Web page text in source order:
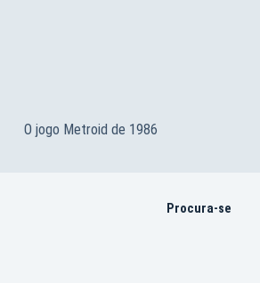
O jogo Metroid de 1986
Procura-se